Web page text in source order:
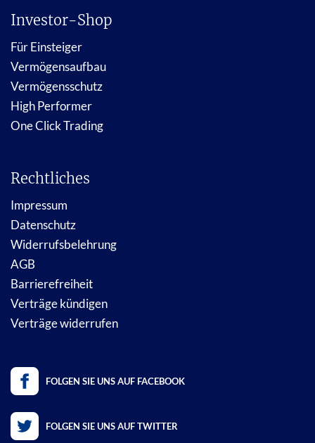
Investor-Shop
Für Einsteiger
Vermögensaufbau
Vermögensschutz
High Performer
One Click Trading
Rechtliches
Impressum
Datenschutz
Widerrufsbelehrung
AGB
Barrierefreiheit
Verträge kündigen
Verträge widerrufen
FOLGEN SIE UNS AUF FACEBOOK
FOLGEN SIE UNS AUF TWITTER